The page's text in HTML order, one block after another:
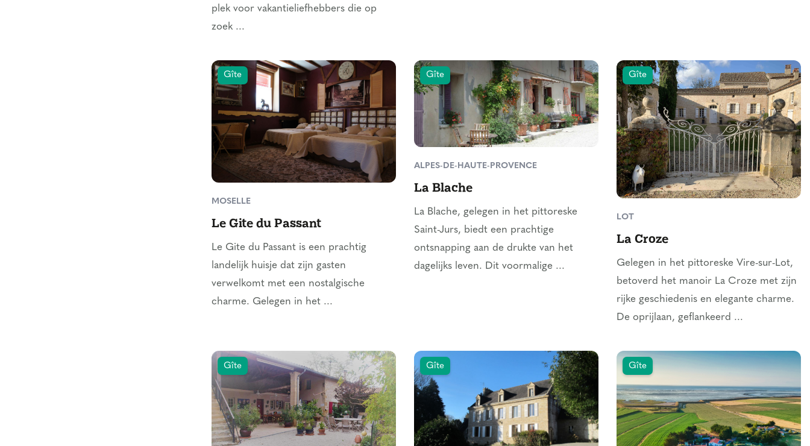
plek voor vakantieliefhebbers die op
zoek ...
Gîte
MOSELLE
Le Gite du Passant
Le Gite du Passant is een prachtig
landelijk huisje dat zijn gasten
verwelkomt met een nostalgische
charme. Gelegen in het ...
Gîte
ALPES-DE-HAUTE-PROVENCE
La Blache
La Blache, gelegen in het pittoreske
Saint-Jurs, biedt een prachtige
ontsnapping aan de drukte van het
dagelijks leven. Dit voormalige ...
Gîte
LOT
La Croze
Gelegen in het pittoreske Vire-sur-Lot,
betoverd het manoir La Croze met zijn
rijke geschiedenis en elegante charme.
De oprijlaan, geflankeerd ...
Gîte Gîte Gîte